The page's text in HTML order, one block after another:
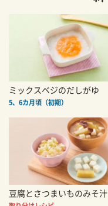
ミックスベジのだしがゆ
5、6カ月頃（初期）
豆腐とさつまいものみそ汁